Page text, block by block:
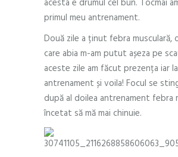
acesta e drumul cel bun. Tocmai
primul meu antrenament.
Două zile a ținut febra musculară,
care abia m-am putut așeza pe
aceste zile am făcut prezența iar la
antrenament și voila! Focul se
după al doilea antrenament febra
încetat să mă mai chinuie.